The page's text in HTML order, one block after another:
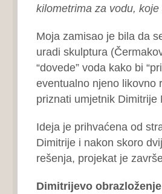
kilometrima za vodu,
Moja zamisao je bila da
uradi skulptura
“dovede” voda kako bi
eventualno njeno likovno
priznati umjetnik Dimitrije
Ideja je prihvaćena od
Dimitrije i nakon skoro
rešenja, projekat je
Dimitrijevo